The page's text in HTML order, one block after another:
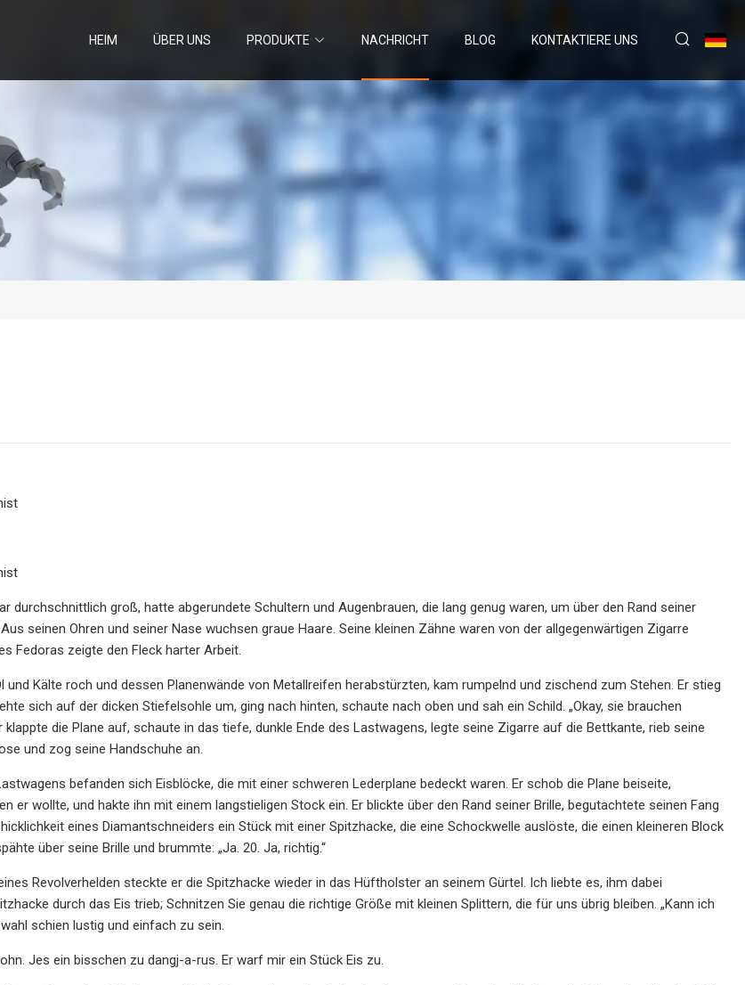
HEIM ÜBER UNS PRODUKTE NACHRICHT BLOG KONTAKTIERE UNS
durchschnittlich groß, hatte abgerundete Schultern und Augenbrauen, die lang genug waren, um über den Rand seiner
seinen Ohren und seiner Nase wuchsen graue Haare. Seine kleinen Zähne waren von der allgegenwärtigen Zigarre
Fedoras zeigte den Fleck harter Arbeit.
und Kälte roch und dessen Planenwände von Metallreifen herabstürzten, kam rumpelnd und zischend zum Stehen. Er stieg
sich auf der dicken Stiefelsohle um, ging nach hinten, schaute nach oben und sah ein Schild. „Okay, sie brauchen
klappte die Plane auf, schaute in das tiefe, dunkle Ende des Lastwagens, legte seine Zigarre auf die Bettkante, rieb seine
und zog seine Handschuhe an.
befanden sich Eisblöcke, die mit einer schweren Lederplane bedeckt waren. Er schob die Plane beiseite,
er wollte, und hakte ihn mit einem langstieligen Stock ein. Er blickte über den Rand seiner Brille, begutachtete seinen Fang
eines Diamantschneiders ein Stück mit einer Spitzhacke, die eine Schockwelle auslöste, die einen kleineren Block
über seine Brille und brummte: „Ja. 20. Ja, richtig.“
Revolverhelden steckte er die Spitzhacke wieder in das Hüftholster an seinem Gürtel. Ich liebte es, ihm dabei
durch das Eis trieb; Schnitzen Sie genau die richtige Größe mit kleinen Splittern, die für uns übrig bleiben. „Kann ich
schien lustig und einfach zu sein.
Jes ein bisschen zu dangj-a-rus. Er warf mir ein Stück Eis zu.